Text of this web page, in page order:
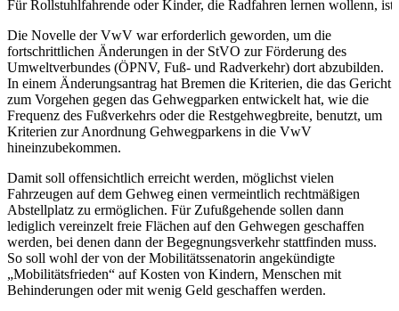
Für Rollstuhlfahrende oder Kinder, die Radfahren lernen wollenn,
Die Novelle der VwV war erforderlich geworden, um die
fortschrittlichen Änderungen in der StVO zur Förderung des
Umweltverbundes (ÖPNV, Fuß- und Radverkehr) dort abzubilden.
In einem Änderungsantrag hat Bremen die Kriterien, die das Gericht
zum Vorgehen gegen das Gehwegparken entwickelt hat, wie die
Frequenz des Fußverkehrs oder die Restgehwegbreite, benutzt, um
Kriterien zur Anordnung Gehwegparkens in die VwV
hineinzubekommen.
Damit soll offensichtlich erreicht werden, möglichst vielen
Fahrzeugen auf dem Gehweg einen vermeintlich rechtmäßigen
Abstellplatz zu ermöglichen. Für Zufußgehende sollen dann
lediglich vereinzelt freie Flächen auf den Gehwegen geschaffen
werden, bei denen dann der Begegnungsverkehr stattfinden muss.
So soll wohl der von der Mobilitätssenatorin angekündigte
„Mobilitätsfrieden“ auf Kosten von Kindern, Menschen mit
Behinderungen oder mit wenig Geld geschaffen werden.